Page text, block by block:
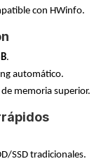
con HWinfo.
.
automático.
memoria superior.
SSD tradicionales.